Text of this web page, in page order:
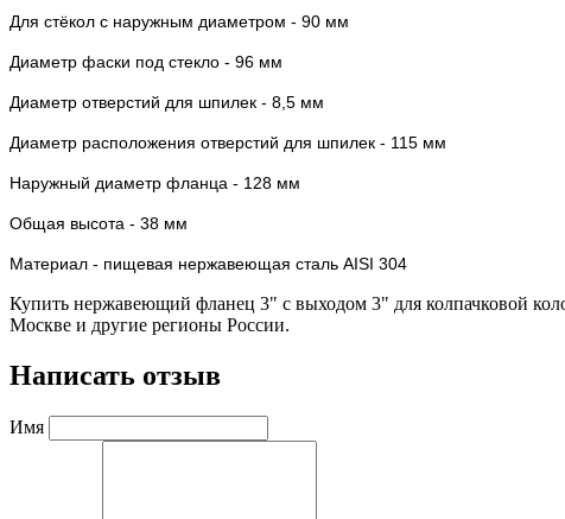
Для стёкол с наружным диаметром - 90 мм
Диаметр фаски под стекло - 96 мм
Диаметр отверстий для шпилек - 8,5 мм
Диаметр расположения отверстий для шпилек - 115 мм
Наружный диаметр фланца - 128 мм
Общая высота - 38 мм
Материал - пищевая нержавеющая сталь AISI 304
Купить нержавеющий фланец 3" с выходом 3" для колпачковой
Москве и другие регионы России.
Написать отзыв
Имя